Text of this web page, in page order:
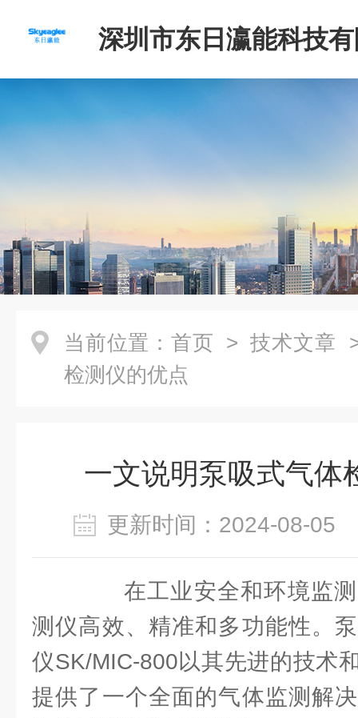
深圳市东日瀛能科技
当前位置： 首页 > 技术文章
检测仪的优点
一文说明泵吸式气体
更新时间：2024-08-
在工业安全和环境监测
测仪高效、精准和多功能性。
仪SK/MIC-800以其先进的技术
提供了一个全面的气体监测解